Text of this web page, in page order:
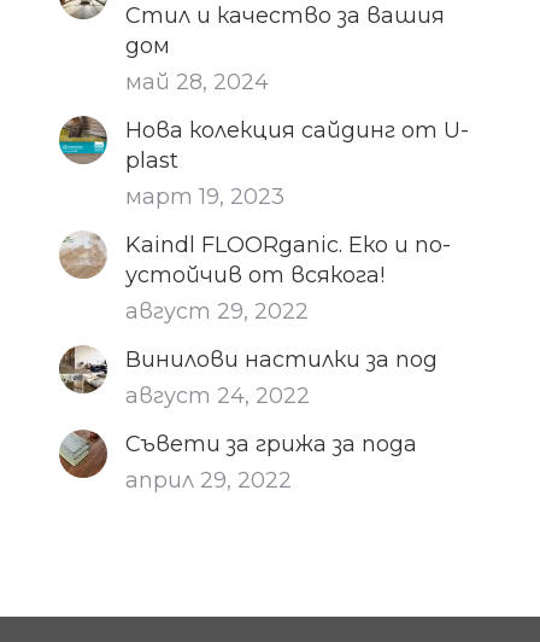
Стил и качество за вашия
дом
май 28, 2024
Нова колекция сайдинг от U-
plast
март 19, 2023
Kaindl FLOORganic. Еко и по-
устойчив от всякога!
август 29, 2022
Винилови настилки за под
август 24, 2022
Съвети за грижа за пода
април 29, 2022